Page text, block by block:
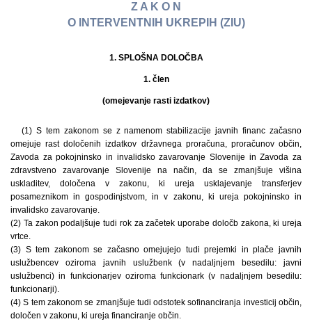
Z A K O N
O INTERVENTNIH UKREPIH (ZIU)
1. SPLOŠNA DOLOČBA
1. člen
(omejevanje rasti izdatkov)
(1) S tem zakonom se z namenom stabilizacije javnih financ začasno
omejuje rast določenih izdatkov državnega proračuna, proračunov občin,
Zavoda za pokojninsko in invalidsko zavarovanje Slovenije in Zavoda za
zdravstveno zavarovanje Slovenije na način, da se zmanjšuje višina
uskladitev, določena v zakonu, ki ureja usklajevanje transferjev
posameznikom in gospodinjstvom, in v zakonu, ki ureja pokojninsko in
invalidsko zavarovanje.
(2) Ta zakon podaljšuje tudi rok za začetek uporabe določb zakona, ki ureja
vrtce.
(3) S tem zakonom se začasno omejujejo tudi prejemki in plače javnih
uslužbencev oziroma javnih uslužbenk (v nadaljnjem besedilu: javni
uslužbenci) in funkcionarjev oziroma funkcionark (v nadaljnjem besedilu:
funkcionarji).
(4) S tem zakonom se zmanjšuje tudi odstotek sofinanciranja investicij občin,
določen v zakonu, ki ureja financiranje občin.